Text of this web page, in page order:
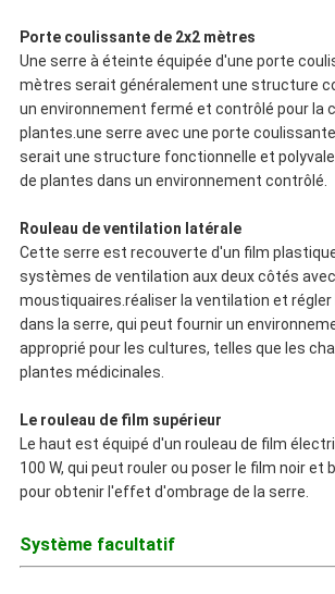
Porte coulissante de 2x2 mètres
Une serre à éteinte équipée d'une porte
mètres serait généralement une structure
un environnement fermé et contrôlé pour la
plantes.une serre avec une porte
serait une structure fonctionnelle et
de plantes dans un environnement contrôlé.
Rouleau de ventilation latérale
Cette serre est recouverte d'un film
systèmes de ventilation aux deux côtés
moustiquaires.réaliser la ventilation et
dans la serre, qui peut fournir un
approprié pour les cultures, telles que les
plantes médicinales.
Le rouleau de film supérieur
Le haut est équipé d'un rouleau de film
100 W, qui peut rouler ou poser le film noir et
pour obtenir l'effet d'ombrage de la serre.
Système facultatif